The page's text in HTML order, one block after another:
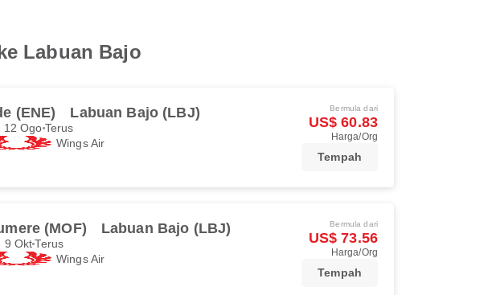
Labuan Bajo
(ENE) Labuan Bajo (LBJ)
12 Ogo Terus
Wings Air
Bermula dari
US$ 60.83
Harga/Org
Tempah
(MOF) Labuan Bajo (LBJ)
9 OktTerus
Wings Air
Bermula dari
US$ 73.56
Harga/Org
Tempah